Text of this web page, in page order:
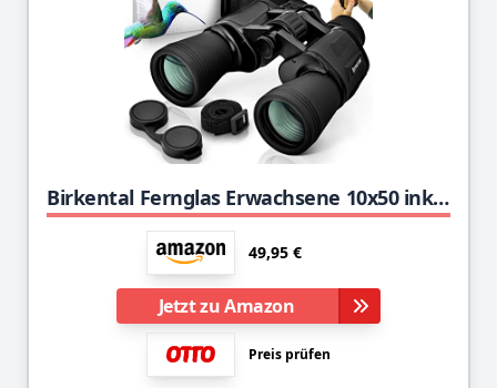
Birkental Fernglas Erwachsene 10x50 inkl. Zubehör-Anfänger und Profis-HD Zoom,wasserdicht,leicht,kompakt-auch für Brillenträger-breites Sichtfeld Feldstecher-Jagd,Vogelbeobachtung,Astronomie,(Schwarz)
49,95 €
Jetzt zu Amazon
Preis prüfen